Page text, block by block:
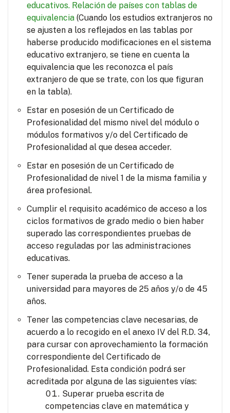
educativos. Relación de países con tablas de
equivalencia (Cuando los estudios extranjeros no
se ajusten a los reflejados en las tablas por
haberse producido modificaciones en el sistema
educativo extranjero, se tiene en cuenta la
equivalencia que les reconozca el país
extranjero de que se trate, con los que figuran
en la tabla).
Estar en posesión de un Certificado de
Profesionalidad del mismo nivel del módulo o
módulos formativos y/o del Certificado de
Profesionalidad al que desea acceder.
Estar en posesión de un Certificado de
Profesionalidad de nivel 1 de la misma familia y
área profesional.
Cumplir el requisito académico de acceso a los
ciclos formativos de grado medio o bien haber
superado las correspondientes pruebas de
acceso reguladas por las administraciones
educativas.
Tener superada la prueba de acceso a la
universidad para mayores de 25 años y/o de 45
años.
Tener las competencias clave necesarias, de
acuerdo a lo recogido en el anexo IV del R.D. 34,
para cursar con aprovechamiento la formación
correspondiente del Certificado de
Profesionalidad. Esta condición podrá ser
acreditada por alguna de las siguientes vías:
Superar prueba escrita de
competencias clave en matemática y